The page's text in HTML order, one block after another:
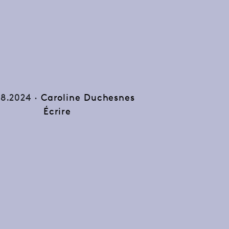
· Caroline Duchesnes
Écrire